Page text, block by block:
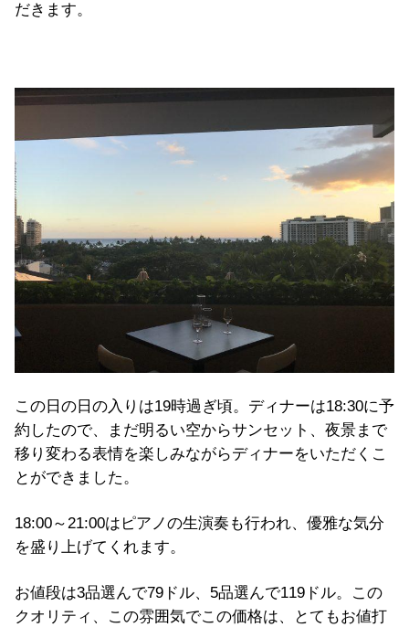
だきます。
この日の日の入りは19時過ぎ頃。ディナーは18:30に予
約したので、まだ明るい空からサンセット、夜景まで
移り変わる表情を楽しみながらディナーをいただくこ
とができました。
18:00～21:00はピアノの生演奏も行われ、優雅な気分
を盛り上げてくれます。
お値段は3品選んで79ドル、5品選んで119ドル。この
クオリティ、この雰囲気でこの価格は、とてもお値打